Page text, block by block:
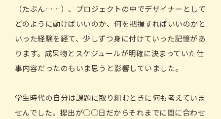
（たぶん……）、プロジェクトの中でデザイナーとして
どのように動けばいいのか、何を把握すればいいのかと
いった経験を経て、少しずつ身に付けていった記憶があ
ります。成果物とスケジュールが明確に決まっていた仕
事内容だったのもいま思うと影響していました。
学生時代の自分は課題に取り組むときに何も考えていま
せんでした。提出が○○日だからそれまでに間に合わせ